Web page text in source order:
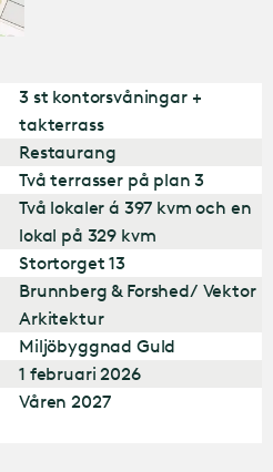
3 st kontorsvåningar +
takterrass
Restaurang
Två terrasser på plan 3
Två lokaler á 397 kvm och en
lokal på 329 kvm
Stortorget 13
Brunnberg & Forshed/ Vektor
Arkitektur
Miljöbyggnad Guld
1 februari 2026
Våren 2027